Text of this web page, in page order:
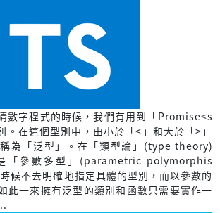
數字程式的時候，我們有用到「Promise<s
在這個型別中，由小於「<」和大於「>」
為「泛型」。在「類型論」(type theory)
「參數多型」(parametric polymorphis
候不去明確地指定具體的型別，而以參數的
此一來擁有泛型的類別和函數只需要實作一